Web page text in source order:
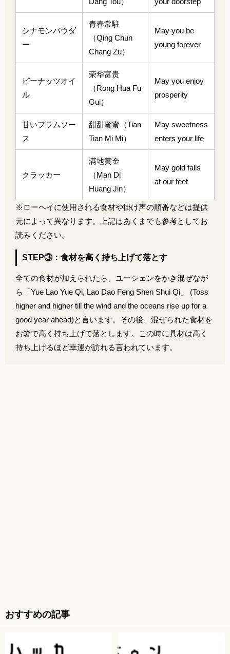
シナモンパウダ
ー
青春常駐
（Qing Chun
Chang Zu）
May you be
young forever
ピーナッツオイ
ル
荣华富贵
（Rong Hua Fu
Gui）
May you enjoy
prosperity
甘いプラムソー
ス
甜甜蜜蜜（Tian
Tian Mi Mi）
May sweetness
enters your life
クラッカー
满地黄金
（Man Di
Huang Jin）
May gold falls
at our feet
※ローヘイに使用される食材や掛け声の順番などは提供
元によって異なります。上記はあくまでも参考としてお
読みください。
STEP③：食材を高く持ち上げて落とす
全ての食材が加えられたら、ユーシェンをかき混ぜなが
ら「Yue Lao Yue Qi, Lao Dao Feng Shen Shui Qi」
(Toss
higher and higher till the wind and the oceans rise up for a
good year ahead)と言います。その後、混ぜられた食材を
お箸で高く持ち上げて落とします。この時に具材は高く
持ち上げるほど幸運が訪れる言われています。
おすすめの記事